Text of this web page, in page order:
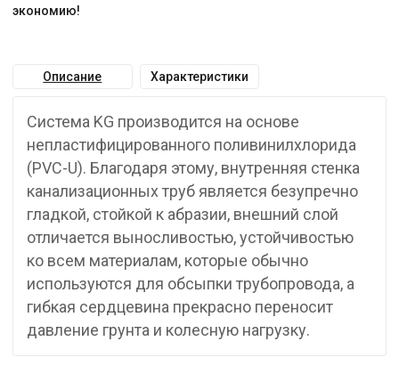
экономию!
Описание Характеристики
Система KG производится на основе
непластифицированного поливинилхлорида
(PVC-U). Благодаря этому, внутренняя стенка
канализационных труб является безупречно
гладкой, стойкой к абразии, внешний слой
отличается выносливостью, устойчивостью
ко всем материалам, которые обычно
используются для обсыпки трубопровода, а
гибкая сердцевина прекрасно переносит
давление грунта и колесную нагрузку.